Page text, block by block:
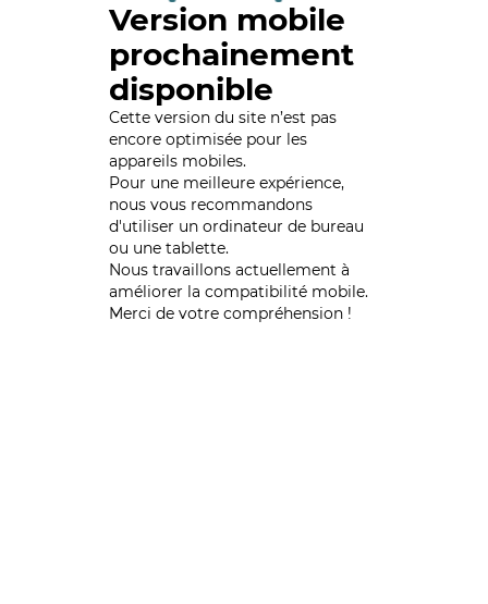
Version mobile
prochainement
disponible
Cette version du site n’est pas
encore optimisée pour les
appareils mobiles.
Pour une meilleure expérience,
nous vous recommandons
d'utiliser un ordinateur de bureau
ou une tablette.
Nous travaillons actuellement à
améliorer la compatibilité mobile.
Merci de votre compréhension !